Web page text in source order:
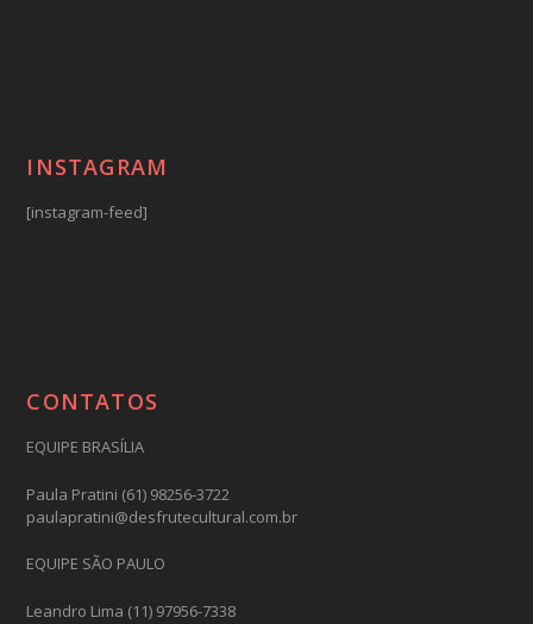
INSTAGRAM
[instagram-feed]
CONTATOS
EQUIPE BRASÍLIA
Paula Pratini (61) 98256-3722
paulapratini@desfrutecultural.com.br
EQUIPE SÃO PAULO
Leandro Lima (11) 97956-7338